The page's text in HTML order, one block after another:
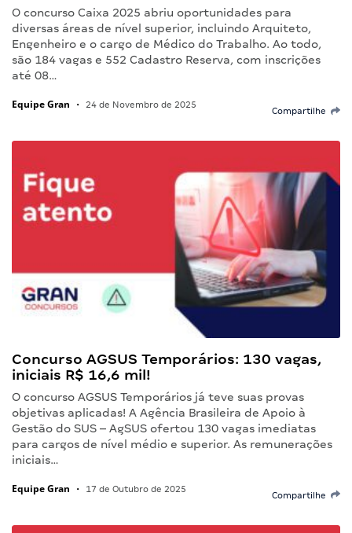
O concurso Caixa 2025 abriu oportunidades para
diversas áreas de nível superior, incluindo Arquiteto,
Engenheiro e o cargo de Médico do Trabalho. Ao todo,
são 184 vagas e 552 Cadastro Reserva, com inscrições
até 08…
Equipe Gran • 24 de Novembro de 2025
Compartilhe
Concurso AGSUS Temporários: 130 vagas,
iniciais R$ 16,6 mil!
O concurso AGSUS Temporários já teve suas provas
objetivas aplicadas! A Agência Brasileira de Apoio à
Gestão do SUS – AgSUS ofertou 130 vagas imediatas
para cargos de nível médio e superior. As remunerações
iniciais…
Equipe Gran • 17 de Outubro de 2025
Compartilhe